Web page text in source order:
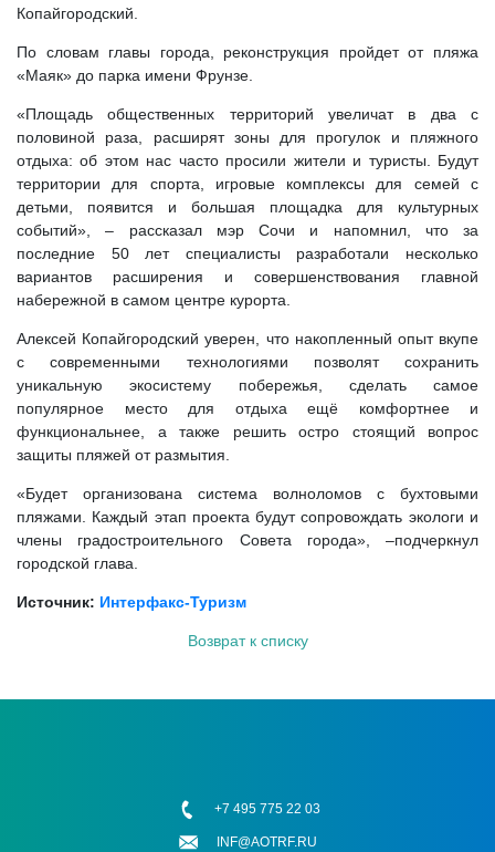
Копайгородский.
По словам главы города, реконструкция пройдет от пляжа
«Маяк» до парка имени Фрунзе.
«Площадь общественных территорий увеличат в два с
половиной раза, расширят зоны для прогулок и пляжного
отдыха: об этом нас часто просили жители и туристы. Будут
территории для спорта, игровые комплексы для семей с
детьми, появится и большая площадка для культурных
событий», – рассказал мэр Сочи и напомнил, что за
последние 50 лет специалисты разработали несколько
вариантов расширения и совершенствования главной
набережной в самом центре курорта.
Алексей Копайгородский уверен, что накопленный опыт вкупе
с современными технологиями позволят сохранить
уникальную экосистему побережья, сделать самое
популярное место для отдыха ещё комфортнее и
функциональнее, а также решить остро стоящий вопрос
защиты пляжей от размытия.
«Будет организована система волноломов с бухтовыми
пляжами. Каждый этап проекта будут сопровождать экологи и
члены градостроительного Совета города», –подчеркнул
городской глава.
Источник: Интерфакс-Туризм
Возврат к списку
+7 495 775 22 03
INF@AOTRF.RU